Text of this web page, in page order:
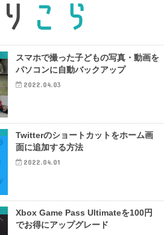
スマホで撮った子どもの写真・動画を
パソコンに自動バックアップ
2022.04.03
Twitterのショートカットをホーム画
面に追加する方法
2022.04.01
Xbox Game Pass Ultimateを100円
でお得にアップグレード